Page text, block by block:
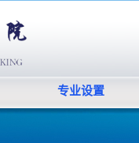
专业设置